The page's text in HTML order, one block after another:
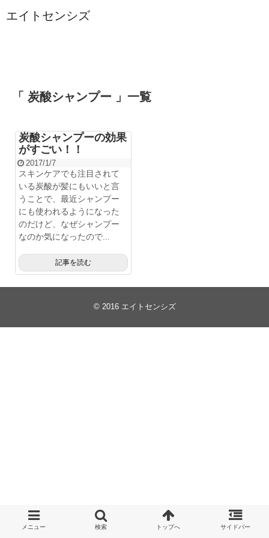
エイトセンシズ
「 炭酸シャンプー 」一覧
炭酸シャンプーの効果
がすごい！！
2017/1/7
スキンケアでも注目されて
いる炭酸が髪にもいいと言
うことで、最近シャンプー
にも使われるようになった
のだけど、なぜシャンプー
なのか気になったので...
記事を読む
© 2016 エイトセンシズ